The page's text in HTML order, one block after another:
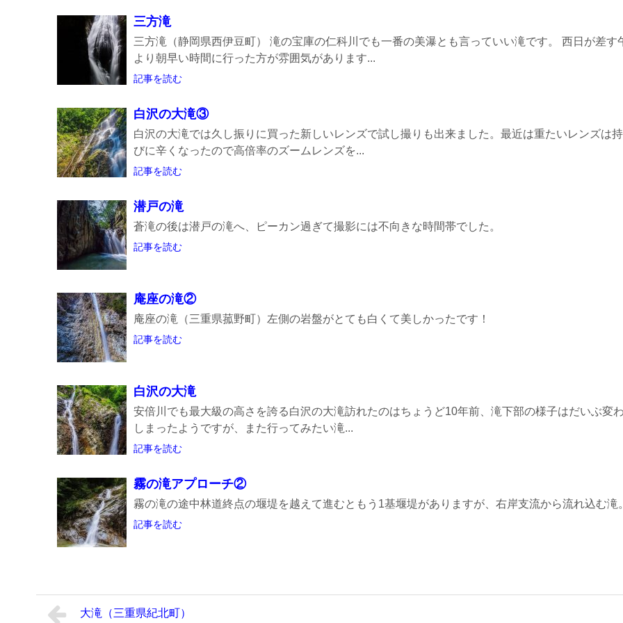
三方滝
三方滝（静岡県西伊豆町） 滝の宝庫の仁科川でも一番の美瀑とも言っていい滝です。 西日が差す
より朝早い時間に行った方が雰囲気があります...
記事を読む
白沢の大滝③
白沢の大滝では久し振りに買った新しいレンズで試し撮りも出来ました。最近は重たいレンズは
びに辛くなったので高倍率のズームレンズを...
記事を読む
潜戸の滝
蒼滝の後は潜戸の滝へ、ピーカン過ぎて撮影には不向きな時間帯でした。
記事を読む
庵座の滝②
庵座の滝（三重県菰野町）左側の岩盤がとても白くて美しかったです！
記事を読む
白沢の大滝
安倍川でも最大級の高さを誇る白沢の大滝訪れたのはちょうど10年前、滝下部の様子はだいぶ変
しまったようですが、また行ってみたい滝...
記事を読む
霧の滝アプローチ②
霧の滝の途中林道終点の堰堤を越えて進むともう1基堰堤がありますが、右岸支流から流れ込む滝。
記事を読む
大滝（三重県紀北町）